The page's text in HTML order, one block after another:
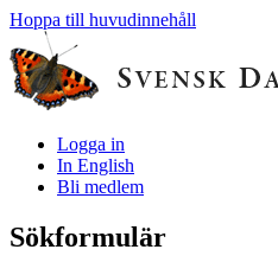
Hoppa till huvudinnehåll
Logga in
In English
Bli medlem
Sökformulär